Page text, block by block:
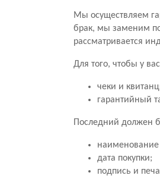
Мы осуществляем
брак, мы заменим
рассматривается
Для того, чтобы у
чеки и
гарантийный
Последний должен
дата покупки;
подпись и